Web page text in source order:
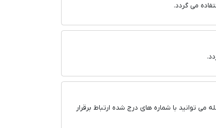
می گردد.
توانید با شماره های درج شده ارتباط برقرار